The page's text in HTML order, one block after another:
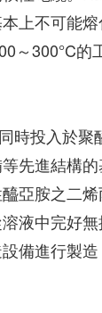
上不可能
～300°C的
時投入於聚
先進結構
亞胺之二
液中完好
備進行製